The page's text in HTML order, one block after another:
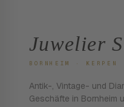
Juwelier
BORNHEIM · KERPEN
Antik-, Vintage- und
Geschäfte in Bornheim